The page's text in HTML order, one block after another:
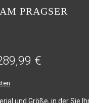
PRAGSER
€
und Größe, in der Sie